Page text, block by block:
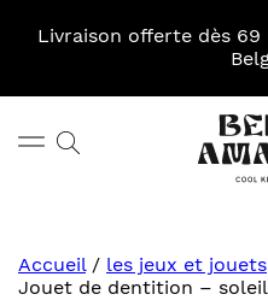
Livraison offerte dès
Rechercher
Accueil/ les jeux et jouets
Jouet de dentition – soleil